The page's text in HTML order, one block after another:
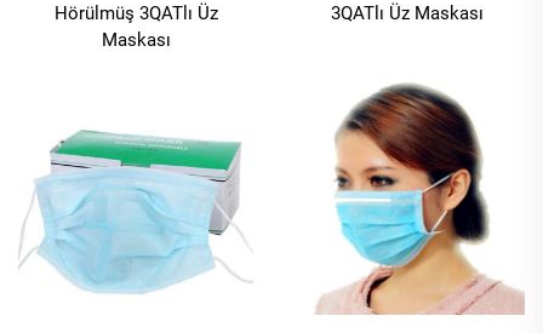
Hörülmüş 3QATlı Üz
Maskası
3QATlı Üz Maskası